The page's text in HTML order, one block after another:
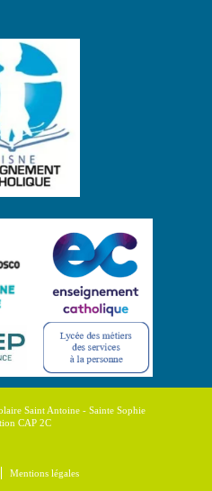
Saint Antoine - Sainte Sophie
CAP 2C
Mentions légales